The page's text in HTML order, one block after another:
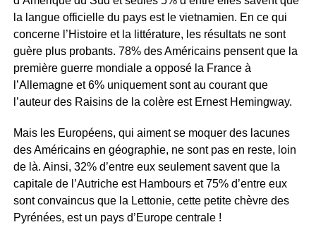
la langue officielle du pays est le vietnamien. En ce qui
concerne l’Histoire et la littérature, les résultats ne sont
guère plus probants. 78% des Américains pensent que la
première guerre mondiale a opposé la France à
l’Allemagne et 6% uniquement sont au courant que
l’auteur des Raisins de la colère est Ernest Hemingway.
Mais les Européens, qui aiment se moquer des lacunes
des Américains en géographie, ne sont pas en reste, loin
de là. Ainsi, 32% d’entre eux seulement savent que la
capitale de l’Autriche est Hambours et 75% d’entre eux
sont convaincus que la Lettonie, cette petite chèvre des
Pyrénées, est un pays d’Europe centrale !